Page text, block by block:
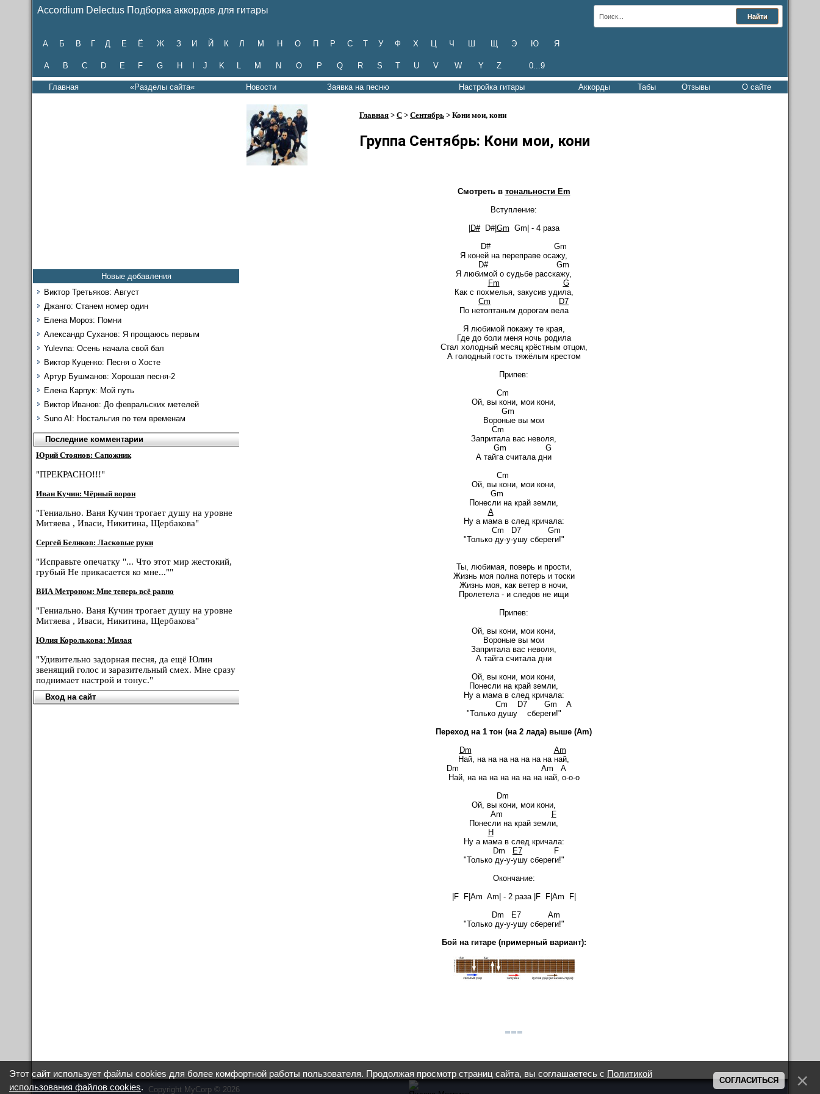
Accordium Delectus Подборка аккордов для гитары
А Б В Г Д Е Ё Ж З И Й К Л М Н О П Р С Т У Ф Х Ц Ч Ш Щ Э Ю Я
A B C D E F G H J K L M N O P Q R S T U V W Y Z 0...9
Главная «Разделы сайта« Новости Заявка на песню Настройка гитары Аккорды Табы Отзывы О сайте
Новые добавления
Виктор Третьяков: Август
Джанго: Станем номер один
Елена Мороз: Помни
Александр Суханов: Я прощаюсь первым
Yulevna: Осень начала свой бал
Виктор Куценко: Песня о Хосте
Артур Бушманов: Хорошая песня-2
Елена Карпук: Мой путь
Виктор Иванов: До февральских метелей
Suno AI: Ностальгия по тем временам
Последние комментарии
Юрий Стоянов: Сапожник
"ПРЕКРАСНО!!!"
Иван Кучин: Чёрный ворон
"Гениально. Ваня Кучин трогает душу на уровне
Митяева , Иваси, Никитина, Щербакова"
Сергей Беликов: Ласковые руки
"Исправьте опечатку "... Что этот мир жестокий,
грубый Не прикасается ко мне...""
ВИА Метроном: Мне теперь всё равно
"Гениально. Ваня Кучин трогает душу на уровне
Митяева , Иваси, Никитина, Щербакова"
Юлия Королькова: Милая
"Удивительно задорная песня, да ещё Юлин
звенящий голос и заразительный смех. Мне сразу
поднимает настрой и тонус."
Вход на сайт
Главная > С > Сентябрь > Кони мои, кони
Группа Сентябрь: Кони мои, кони
Смотреть в тональности Em
Вступление:
D#D#|Gm Gm| - 4 раза
D# Gm
Я коней на переправе осажу,
D# Gm
Я любимой о судьбе расскажу,
Fm
G
Как с похмелья, закусив удила,
Cm
D7
По нетоптаным дорогам вела
Я любимой покажу те края,
Где до боли меня ночь родила
Стал холодный месяц крёстным отцом,
А голодный гость тяжёлым крестом
Припев:
Cm
Ой, вы кони, мои кони,
Gm
Вороные вы мои
Cm
Запритала вас неволя,
Gm G
А тайга считала дни
Cm
Ой, вы кони, мои кони,
Gm
Понесли на край земли,
A
Ну а мама в след кричала:
Cm D7 Gm
"Только ду-у-ушу сбереги!"
Ты, любимая, поверь и прости,
Жизнь моя полна потерь и тоски
Жизнь моя, как ветер в ночи,
Пролетела - и следов не ищи
Припев:
Ой, вы кони, мои кони,
Вороные вы мои
Запритала вас неволя,
А тайга считала дни
Ой, вы кони, мои кони,
Понесли на край земли,
Ну а мама в след кричала:
Cm D7 Gm A
"Только душу сбереги!"
Переход на 1 тон (на 2 лада) выше (Am)
Dm
Am
Най, на на на на на на на най,
Dm Am A
Най, на на на на на на на най, о-о-о
Dm
Ой, вы кони, мои кони,
Am
F
Понесли на край земли,
H
Ну а мама в след кричала:
Dm
E7 F
"Только ду-у-ушу сбереги!"
Окончание:
|F F|Am Am| - 2 раза |F F|Am F|
Dm E7 Am
"Только ду-у-ушу сбереги!"
Бой на гитаре (примерный вариант):
Copyright MyCorp © 2026
Этот сайт использует файлы cookies для более комфортной работы пользователя. Продолжая просмотр страниц сайта, вы соглашаетесь с Политикой
использования файлов cookies.
СОГЛАСИТЬСЯ